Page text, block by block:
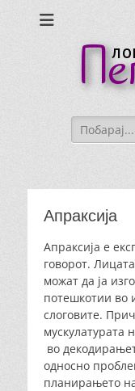
Search
for:
Апраксија
Апраксија е
говорот.
можат да ја
потешкотии во
слоговите.
мускулатурата
во
односно
планирањето